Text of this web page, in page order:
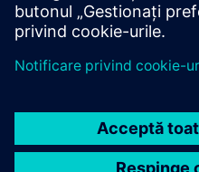
Vizualizați